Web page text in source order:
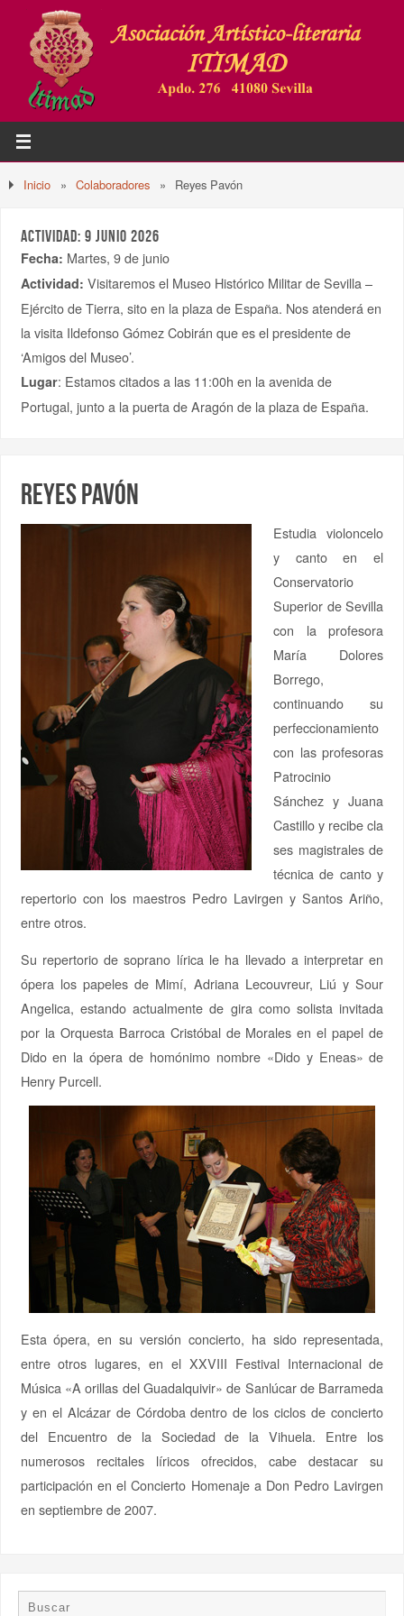
Inicio » Colaboradores » Reyes Pavón
ACTIVIDAD: 9 JUNIO 2026
Fecha: Martes, 9 de junio
Actividad: Visitaremos el Museo Histórico Militar de Sevilla –
Ejército de Tierra, sito en la plaza de España. Nos atenderá en
la visita Ildefonso Gómez Cobirán que es el presidente de
‘Amigos del Museo’.
Lugar: Estamos citados a las 11:00h en la avenida de
Portugal, junto a la puerta de Aragón de la plaza de España.
Reyes Pavón
Estudia violoncelo
y cantoen el
Conservatorio
Superior de Sevilla
con la profesora
María Dolores
Borrego,
continuando su
perfeccionamiento
con las profesoras
Patrocinio
Sánchez y Juana
Castilloy recibecla
ses magistrales de
técnica de canto y
repertorio con los maestros Pedro Lavirgen y Santos Ariño,
entre otros.
Su repertorio de soprano lírica le ha llevado a interpretar en
ópera los papeles de Mimí, Adriana Lecouvreur, Liú y Sour
Angelica, estando actualmente de gira como solista invitada
por la Orquesta Barroca Cristóbal de Morales en el papel de
Dido en la ópera de homónimo nombre «Dido y Eneas» de
Henry Purcell.
Esta ópera, en su versión concierto, ha sido representada,
entre otros lugares, en el XXVIII Festival Internacional de
Música «A orillas del Guadalquivir» de Sanlúcar de Barrameda
y en el Alcázar de Córdoba dentro de los ciclos de concierto
del Encuentro de la Sociedad de la Vihuela.
Entre los
numerosos recitales líricos ofrecidos, cabe destacar su
participación en el Concierto Homenaje a Don Pedro Lavirgen
en septiembre de 2007.